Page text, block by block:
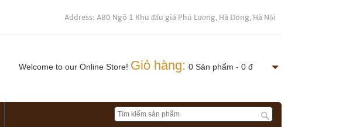
Address: A80 Ngõ 1 Khu đấu giá Phú Lương, Hà Đông, Hà Nội
Welcome to our Online Store! Giỏ hàng: 0 Sản phẩm - 0 đ